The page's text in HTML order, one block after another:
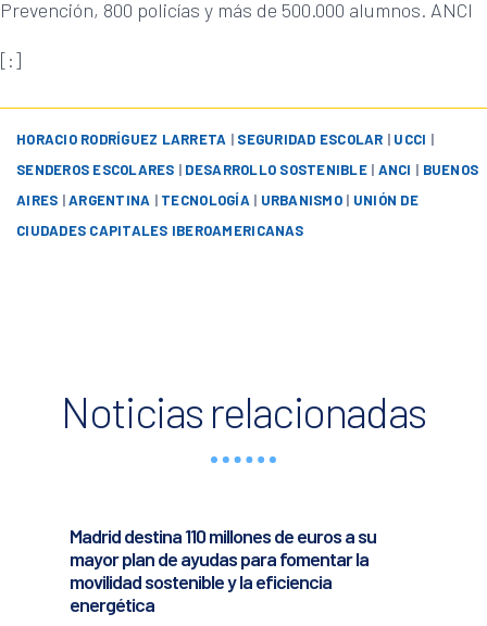
Prevención, 800 policías y más de 500.000 alumnos. ANCI
[:]
HORACIO RODRÍGUEZ LARRETA | SEGURIDAD ESCOLAR | UCCI |
SENDEROS ESCOLARES | DESARROLLO SOSTENIBLE| ANCI | BUENOS
AIRES |ARGENTINA | TECNOLOGÍA | URBANISMO| UNIÓN DE
CIUDADES CAPITALES IBEROAMERICANAS
Noticias relacionadas
Madrid destina 110 millones de euros a su
mayor plan de ayudas para fomentar la
movilidad sostenible y la eficiencia
energética